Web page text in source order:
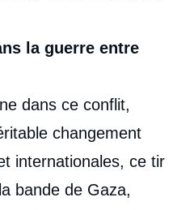
la guerre entre
dans ce conflit,
changement
internationales, ce tir
bande de Gaza,